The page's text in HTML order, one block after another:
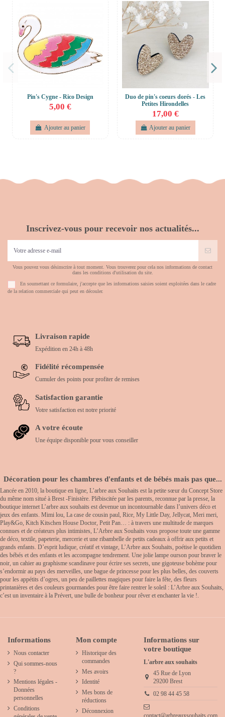
Pin's Cygne - Rico Design
5,00 €
Ajouter au panier
Duo de pin's coeurs dorés - Les
Petites Hirondelles
17,00 €
Ajouter au panier
Inscrivez-vous pour recevoir nos actualités...
Vous pouvez vous désinscrire à tout moment. Vous trouverez pour cela nos informations de contact
dans les conditions d'utilisation du site.
En soumettant ce formulaire, j'accepte que les informations saisies soient exploitées dans le cadre
de la relation commerciale qui peut en découler.
Livraison rapide
Expédition en 24h à 48h
Fidélité récompensée
Cumuler des points pour profiter de remises
Satisfaction garantie
Votre satisfaction est notre priorité
A votre écoute
Une équipe disponible pour vous conseiller
Décoration pour les chambres d'enfants et de bébés mais pas que...
Lancée en 2010, la boutique en ligne, L’arbre aux Souhaits est la petite sœur du Concept Store
du même nom situé à Brest -Finistère. Plébiscitée par les parents, reconnue par la presse, la
boutique internet L’arbre aux souhaits est devenue un incontournable dans l’univers déco et
jeux des enfants. Mimi lou, La case de cousin paul, Rice, My Little Day, Jellycat, Meri meri,
Play&Go, Kitch Kitschen House Doctor, Petit Pan… : à travers une multitude de marques
connues et de créateurs plus intimistes, L’Arbre aux Souhaits vous propose toute une gamme
de déco, textile, papeterie, mercerie et une ribambelle de petits cadeaux à offrir aux petits et
grands enfants. D’esprit ludique, créatif et vintage, L’Arbre aux Souhaits, poétise le quotidien
des bébés et des enfants et les accompagne tendrement. Une jolie lampe ourson pour braver le
noir, un cahier au graphisme scandinave pour écrire ses secrets, une gigoteuse bohème pour
s’endormir au pays des merveilles, une bague de princesse pour les plus belles, des couverts
pour les appétits d’ogres, un peu de paillettes magiques pour faire la fête, des fleurs
printanières et des couleurs gourmandes pour être faire rentrer le soleil : L’Arbre aux Souhaits,
c’est un inventaire à la Prévert, une bulle de bonheur pour rêver et enchanter la vie !.
Informations
Nous contacter
Qui sommes-nous
?
Mentions légales -
Données
personnelles
Conditions
Mon compte
Historique des
commandes
Mes avoirs
Identité
Mes bons de
réductions
Déconnexion
Informations sur
votre boutique
L'arbre aux souhaits
45 Rue de Lyon
29200 Brest
02 98 44 45 58
contact@arbreauxsouhaits.com